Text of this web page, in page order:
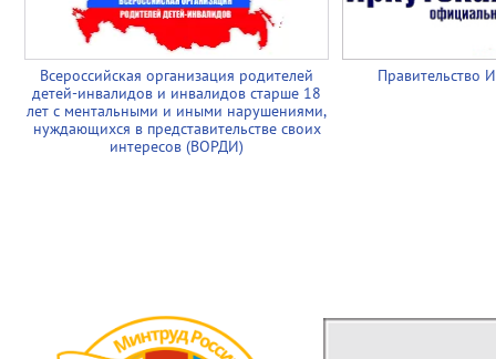
Всероссийская организация родителей
детей-инвалидов и инвалидов старше 18
лет с ментальными и иными нарушениями,
нуждающихся в представительстве своих
интересов (ВОРДИ)
Правительство